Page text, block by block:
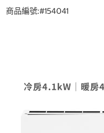
商品編號:#154041